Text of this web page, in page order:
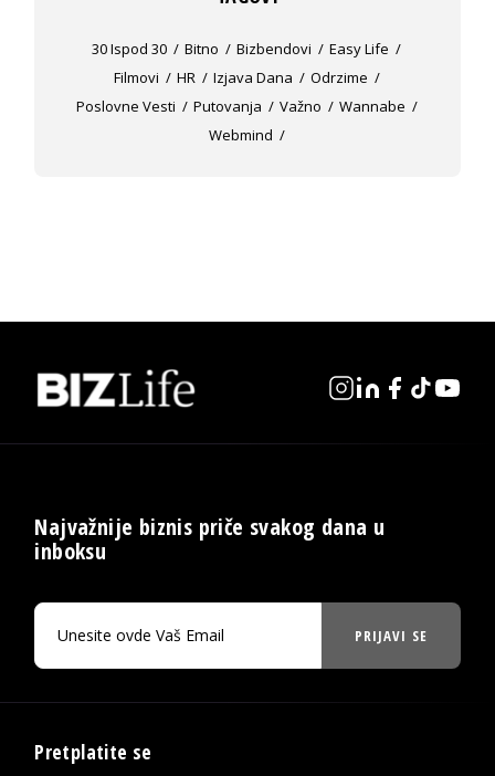
30 Ispod 30 Bitno Bizbendovi
Easy Life
Filmovi
HR Izjava Dana
Odrzime
Poslovne Vesti
Putovanja Važno
Wannabe
Webmind
Najvažnije biznis priče svakog dana u
inboksu
PRIJAVI SE
Pretplatite se